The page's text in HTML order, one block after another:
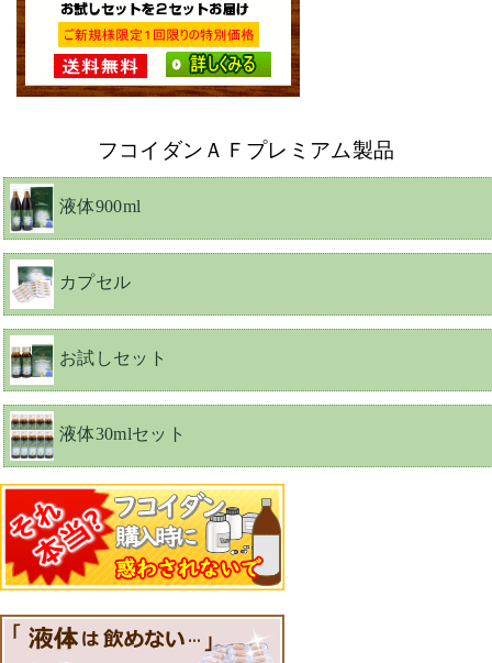
フコイダンＡＦプレミアム製品
液体900ml
カプセル
お試しセット
液体30mlセット